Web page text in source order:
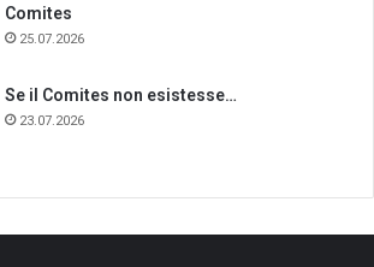
Comites
25.07.2026
Se il Comites non esistesse…
23.07.2026